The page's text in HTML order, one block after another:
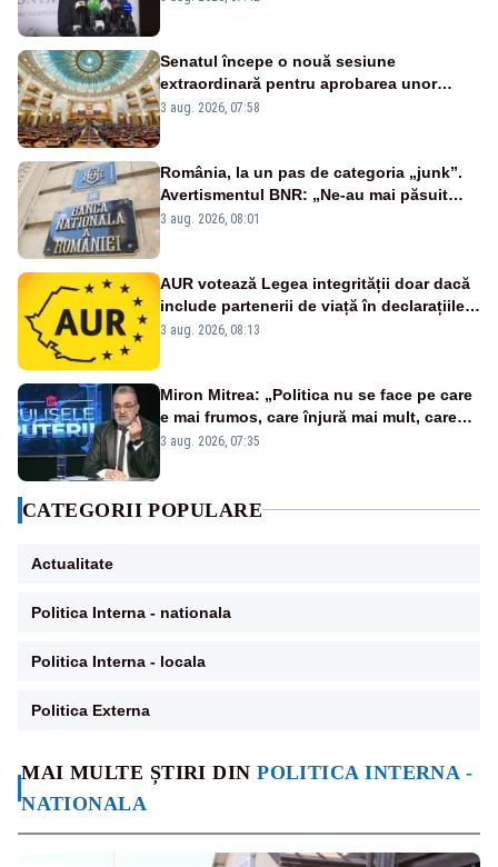
MAI MULTE ȘTIRI DINPOLITICA INTERNA -
NATIONALA
Senatul începe o nouă sesiune
extraordinară pentru aprobarea unor
jaloane din PNRR
3 aug. 2026, 07:58
România, la un pas de categoria „junk”.
Avertismentul BNR: „Ne-au mai păsuit
pentru câteva luni”
3 aug. 2026, 08:01
AUR votează Legea integrității doar dacă
include partenerii de viață în declarațiile
de avere și interese, așa cum a anunțat
trebuie să plece din funcție: fără excepții!
3 aug. 2026, 08:13
Miron Mitrea: „Politica nu se face pe care
e mai frumos, care înjură mai mult, care
țipă mai tare, ci pe proiecte”
3 aug. 2026, 07:35
CATEGORII POPULARE
Actualitate
Politica Interna - nationala
Politica Interna - locala
Politica Externa